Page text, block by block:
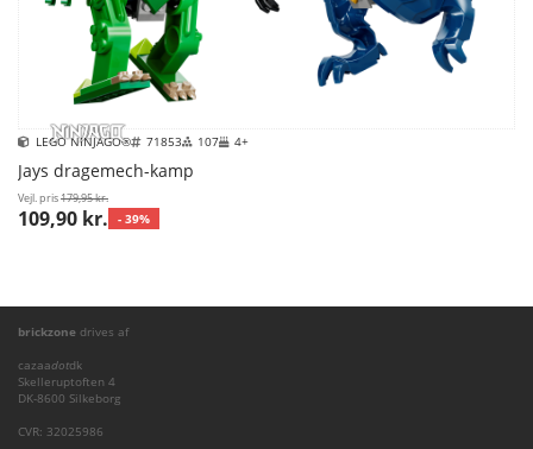
LEGO NINJAGO® 71853 107 4+
Jays dragemech-kamp
Vejl. pris179,95 kr.
109,90 kr. - 39%
brickzone drives af
cazaadotdk
Skelleruptoften 4
DK-8600 Silkeborg
CVR: 32025986